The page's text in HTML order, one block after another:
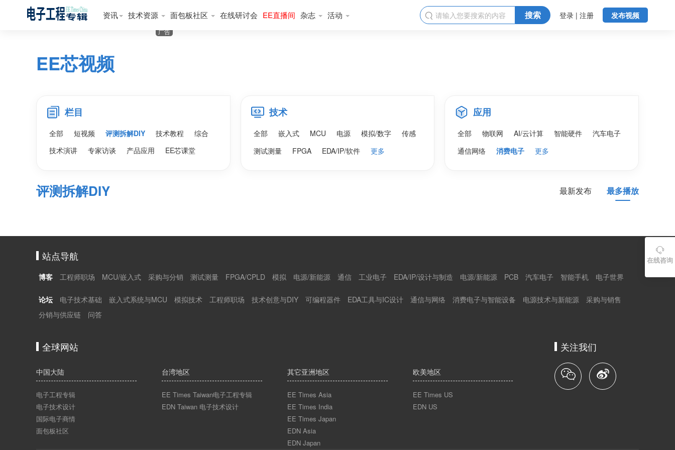
资讯 技术资源 面包板社区 在线研讨会 EE直播间 杂志 活动 发布视频
登录 | 注册
 搜索
EE芯视频
广告
栏目
全部 短视频 评测拆解DIY 技术教程
综合
技术演讲
专家访谈 产品应用 EE芯课堂
技术
全部 嵌入式 MCU 电源 模拟/数字
传感
测试测量
FPGA EDA/IP/软件 更多
应用
全部 物联网 AI/云计算 智能硬件
汽车电子
通信网络
消费电子 更多
评测拆解DIY 最新发布 最多播放
站点导航
博客 工程师职场 MCU/嵌入式 采购与分销 测试测量 FPGA/CPLD 模拟 电源/新能源 通信 工业电子 EDA/IP/设计与制造 电源/新能源 PCB 汽车电子 智能手机 电子世界
论坛 电子技术基础 嵌入式系统与MCU 模拟技术 工程师职场 技术创意与DIY 可编程器件 EDA工具与IC设计 通信与网络 消费电子与智能设备 电源技术与新能源
采购与销售
分销与供应链
问答
全球网站
中国大陆
电子工程专辑
电子技术设计
国际电子商情
面包板社区
台湾地区
EE Times Taiwan电子工程专辑
EDN Taiwan 电子技术设计
其它亚洲地区
EE Times Asia
EE Times India
EE Times Japan
EDN Asia
EDN Japan
欧美地区
EE Times US
EDN US
关注我们

在线咨询